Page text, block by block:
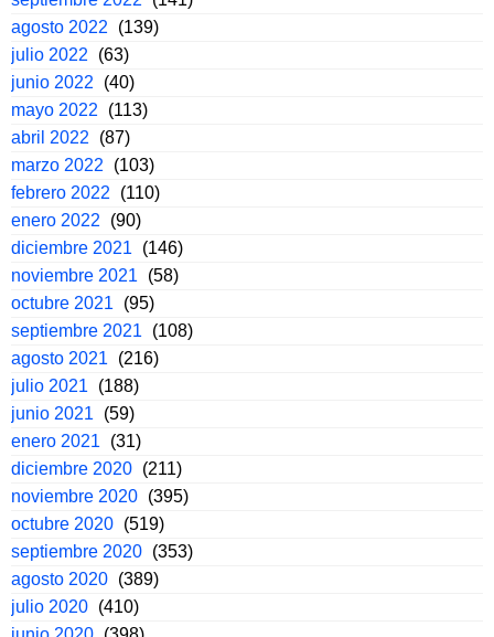
agosto 2022
(139)
julio 2022
(63)
junio 2022
(40)
mayo 2022
(113)
abril 2022
(87)
marzo 2022
(103)
febrero 2022
(110)
enero 2022
(90)
diciembre 2021
(146)
noviembre 2021
(58)
octubre 2021
(95)
septiembre 2021
(108)
agosto 2021
(216)
julio 2021
(188)
junio 2021
(59)
enero 2021
(31)
diciembre 2020 (211)
noviembre 2020 (395)
octubre 2020 (519)
septiembre 2020 (353)
agosto 2020 (389)
julio 2020 (410)